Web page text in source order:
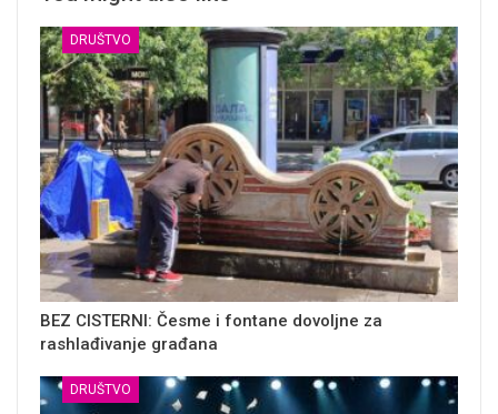
DRUŠTVO
BEZ CISTERNI: Česme i fontane dovoljne za
rashlađivanje građana
DRUŠTVO